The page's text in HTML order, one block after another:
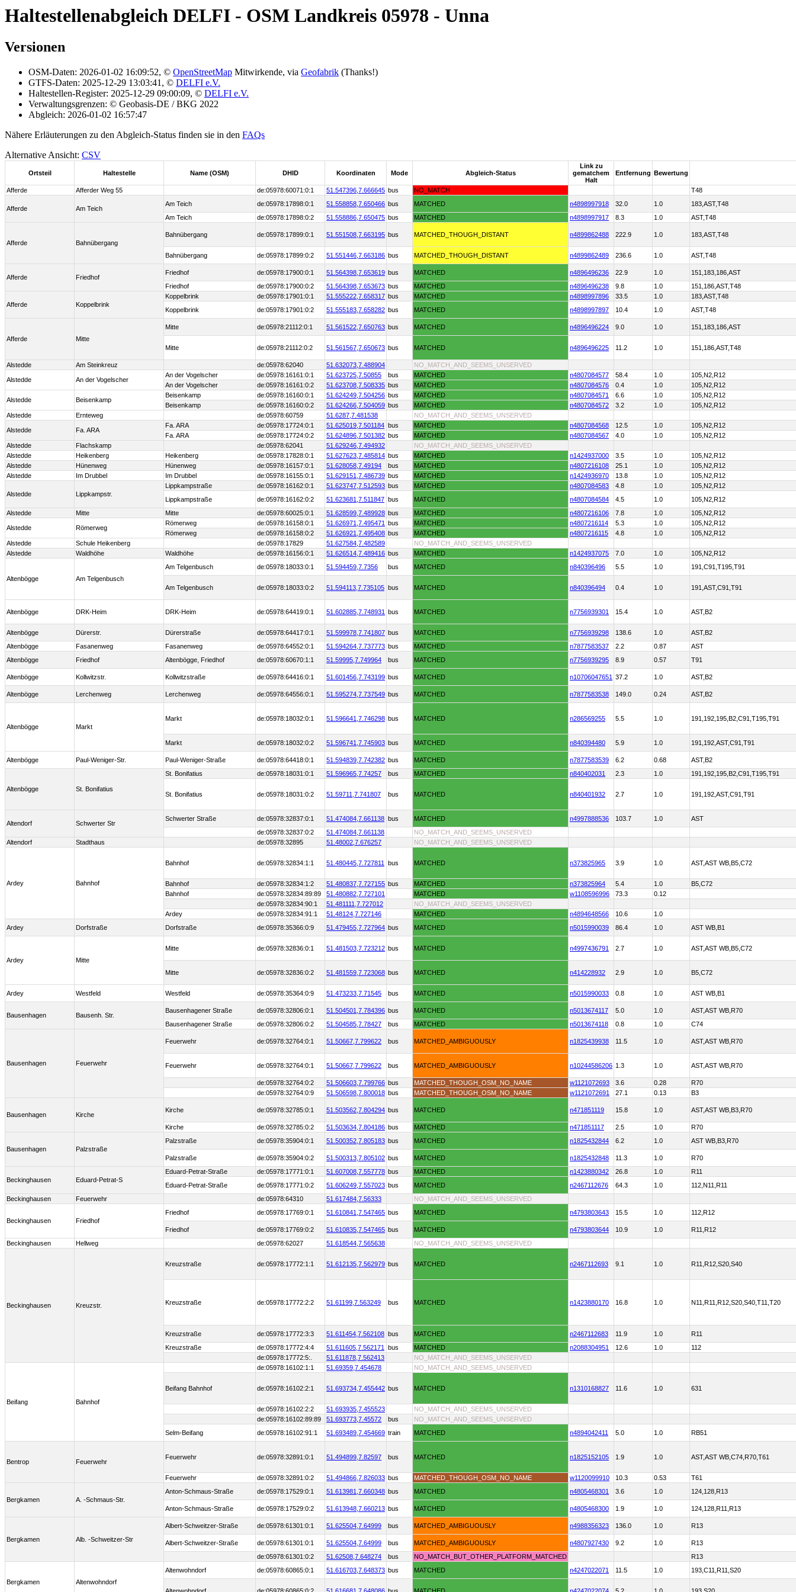
Haltestellenabgleich DELFI - OSM Landkreis 05978 - Unna
Versionen
OSM-Daten: 2026-01-02 16:09:52, © OpenStreetMap Mitwirkende, via Geofabrik (Thanks!)
GTFS-Daten: 2025-12-29 13:03:41, © DELFI e.V.
Haltestellen-Register: 2025-12-29 09:00:09, © DELFI e.V.
Verwaltungsgrenzen: © Geobasis-DE / BKG 2022
Abgleich: 2026-01-02 16:57:47
Nähere Erläuterungen zu den Abgleich-Status finden sie in den FAQs
Alternative Ansicht: CSV
Ortsteil Haltestelle Name (OSM) DHID Koordinaten Mode Abgleich-Status
Link zu
gematchem
Halt
Entfernung Bewertung
Afferde Afferder Weg 55 de:05978:60071:0:1 51.547396, 7.666645 bus NO_MATCH T48
Afferde Am Teich
Am Teich de:05978:17898:0:1 51.558858, 7.650466 bus MATCHED n4898997918 32.0 1.0
183,AST,T48
Am Teich
de:05978:17898:0:2 51.558886, 7.650475 bus MATCHED n4898997917 8.3 1.0 AST,T48
Afferde Bahnübergang
Bahnübergang de:05978:17899:0:1 51.551508, 7.663195 bus MATCHED_THOUGH_DISTANT n4899862488 222.9 1.0 183,AST,T48
Bahnübergang de:05978:17899:0:2 51.551446, 7.663186 bus MATCHED_THOUGH_DISTANT n4899862489 236.6 1.0 AST,T48
Afferde Friedhof
Friedhof de:05978:17900:0:1 51.564398, 7.653619 bus MATCHED n4896496236 22.9 1.0
151,183,186,AST
Friedhof
de:05978:17900:0:2 51.564398, 7.653673 bus MATCHED n4896496238 9.8 1.0 151,186,AST,T48
Afferde Koppelbrink
Koppelbrink de:05978:17901:0:1 51.555222, 7.658317 bus MATCHED n4898997896 33.5 1.0
183,AST,T48
Koppelbrink
de:05978:17901:0:2 51.555183, 7.658282 bus MATCHED n4898997897 10.4 1.0 AST,T48
Afferde Mitte
Mitte de:05978:21112:0:1 51.561522, 7.650763 bus MATCHED n4896496224 9.0 1.0 151,183,186,AST
Mitte de:05978:21112:0:2 51.561567, 7.650673 bus MATCHED n4896496225 11.2 1.0 151,186,AST,T48
Alstedde Am Steinkreuz de:05978:62040 51.632073, 7.488904 NO_MATCH_AND_SEEMS_UNSERVED
Alstedde An der Vogelscher
An der Vogelscher de:05978:16161:0:1 51.623725, 7.50855 bus MATCHED n4807084577 58.4 1.0
105,N2,R12
An der Vogelscher
de:05978:16161:0:2 51.623708, 7.508335 bus MATCHED n4807084576 0.4 1.0 105,N2,R12
Alstedde Beisenkamp
Beisenkamp de:05978:16160:0:1 51.624249, 7.504256 bus MATCHED n4807084571 6.6 1.0
105,N2,R12
Beisenkamp
de:05978:16160:0:2 51.624266, 7.504059 bus MATCHED n4807084572 3.2 1.0
105,N2,R12
Alstedde
Ernteweg de:05978:60759 51.6287, 7.481538 NO_MATCH_AND_SEEMS_UNSERVED
Alstedde Fa. ARA
Fa. ARA de:05978:17724:0:1 51.625019, 7.501184 bus MATCHED n4807084568 12.5 1.0
105,N2,R12
Fa. ARA
de:05978:17724:0:2 51.624896, 7.501382 bus MATCHED n4807084567 4.0 1.0
105,N2,R12
Alstedde
Flachskamp de:05978:62041 51.629246, 7.494932
NO_MATCH_AND_SEEMS_UNSERVED
Alstedde
Heikenberg Heikenberg de:05978:17828:0:1 51.627623, 7.485814 bus MATCHED n1424937000 3.5 1.0
105,N2,R12
Alstedde
Hünenweg Hünenweg de:05978:16157:0:1 51.628058, 7.49194 bus MATCHED n4807216108 25.1 1.0
105,N2,R12
Alstedde
Im Drubbel Im Drubbel de:05978:16155:0:1 51.629151, 7.486739 bus MATCHED n1424936970 13.8 1.0 105,N2,R12
Alstedde Lippkampstr.
Lippkampstraße de:05978:16162:0:1 51.623747, 7.512593 bus MATCHED n4807084583 4.8 1.0
105,N2,R12
Lippkampstraße
de:05978:16162:0:2 51.623681, 7.511847 bus MATCHED n4807084584 4.5 1.0
105,N2,R12
Alstedde
Mitte Mitte de:05978:60025:0:1 51.628599, 7.489928 bus MATCHED n4807216106 7.8 1.0 105,N2,R12
Alstedde Römerweg
Römerweg de:05978:16158:0:1 51.626971, 7.495471 bus MATCHED n4807216114 5.3 1.0
105,N2,R12
Römerweg
de:05978:16158:0:2 51.626921, 7.495408 bus MATCHED n4807216115 4.8 1.0
105,N2,R12
Alstedde
Schule Heikenberg de:05978:17829 51.627584, 7.482589
NO_MATCH_AND_SEEMS_UNSERVED
Alstedde
Waldhöhe Waldhöhe de:05978:16156:0:1 51.626514, 7.489416 bus MATCHED n1424937075 7.0 1.0 105,N2,R12
Altenbögge Am Telgenbusch
Am Telgenbusch de:05978:18033:0:1 51.594459, 7.7356 bus MATCHED n840396496 5.5 1.0 191,C91,T195,T91
Am Telgenbusch de:05978:18033:0:2 51.594113, 7.735105 bus MATCHED n840396494 0.4 1.0 191,AST,C91,T91
Altenbögge DRK-Heim DRK-Heim de:05978:64419:0:1 51.602885, 7.748931 bus MATCHED n7756939301 15.4 1.0 AST,B2
Altenbögge Dürerstr. Dürerstraße de:05978:64417:0:1 51.599978, 7.741807 bus MATCHED n7756939298 138.6 1.0
AST,B2
Altenbögge
Fasanenweg Fasanenweg de:05978:64552:0:1 51.594264, 7.737773 bus MATCHED n7877583537 2.2 0.87
AST
Altenbögge
Friedhof Altenbögge, Friedhof de:05978:60670:1:1 51.59995, 7.749964 bus MATCHED n7756939295 8.9 0.57 T91
Altenbögge Kollwitzstr. Kollwitzstraße de:05978:64416:0:1 51.601456, 7.743199 bus MATCHED n10706047651 37.2 1.0 AST,B2
Altenbögge Lerchenweg Lerchenweg de:05978:64556:0:1 51.595274, 7.737549 bus MATCHED n7877583538 149.0 0.24 AST,B2
Altenbögge Markt
Markt de:05978:18032:0:1 51.596641, 7.746298 bus MATCHED n286569255 5.5 1.0 191,192,195,B2,C91,T195,T91
Markt de:05978:18032:0:2 51.596741, 7.745903 bus MATCHED n840394480 5.9 1.0 191,192,AST,C91,T91
Altenbögge Paul-Weniger-Str. Paul-Weniger-Straße de:05978:64418:0:1 51.594839, 7.742382 bus MATCHED n7877583539 6.2 0.68 AST,B2
Altenbögge St. Bonifatius
St. Bonifatius de:05978:18031:0:1 51.596965, 7.74257 bus MATCHED n840402031 2.3 1.0 191,192,195,B2,C91,T195,T91
St. Bonifatius de:05978:18031:0:2 51.59711, 7.741807 bus MATCHED n840401932 2.7 1.0 191,192,AST,C91,T91
Altendorf Schwerter Str
Schwerter Straße de:05978:32837:0:1 51.474084, 7.661138 bus MATCHED n4997888536 103.7 1.0
AST
de:05978:32837:0:2
51.474084, 7.661138
NO_MATCH_AND_SEEMS_UNSERVED
Altendorf
Stadthaus de:05978:32895 51.48002, 7.676257 NO_MATCH_AND_SEEMS_UNSERVED
Ardey Bahnhof
Bahnhof de:05978:32834:1:1 51.480445, 7.727811 bus MATCHED n373825965 3.9 1.0 AST,AST WB,B5,C72
Bahnhof de:05978:32834:1:2 51.480837, 7.727155 bus MATCHED n373825964 5.4 1.0
B5,C72
Bahnhof
de:05978:32834:89:89 51.480882, 7.727101 MATCHED w1108596996 73.3
0.12
de:05978:32834:90:1
51.481111, 7.727012
NO_MATCH_AND_SEEMS_UNSERVED
Ardey
de:05978:32834:91:1 51.48124, 7.727146 MATCHED n4894648566 10.6
1.0
Ardey
Dorfstraße Dorfstraße de:05978:35366:0:9 51.479455, 7.727964 bus MATCHED n5015990039 86.4 1.0 AST WB,B1
Ardey Mitte
Mitte de:05978:32836:0:1 51.481503, 7.723212 bus MATCHED n4997436791 2.7 1.0 AST,AST WB,B5,C72
Mitte de:05978:32836:0:2 51.481559, 7.723068 bus MATCHED n414228932 2.9 1.0 B5,C72
Ardey Westfeld Westfeld de:05978:35364:0:9 51.473233, 7.71545 bus MATCHED n5015990033 0.8 1.0 AST WB,B1
Bausenhagen Bausenh. Str.
Bausenhagener Straße de:05978:32806:0:1 51.504501, 7.784396 bus MATCHED n5013674117 5.0 1.0
AST,AST WB,R70
Bausenhagener Straße
de:05978:32806:0:2 51.504585, 7.78427 bus MATCHED n5013674118 0.8 1.0 C74
Bausenhagen Feuerwehr
Feuerwehr de:05978:32764:0:1 51.50667, 7.799622 bus MATCHED_AMBIGUOUSLY n1825439938 11.5 1.0 AST,AST WB,R70
Feuerwehr de:05978:32764:0:1 51.50667, 7.799622 bus MATCHED_AMBIGUOUSLY n10244586206 1.3 1.0 AST,AST WB,R70
de:05978:32764:0:2 51.506603, 7.799766 bus MATCHED_THOUGH_OSM_NO_NAME w1121072693 3.6 0.28
R70
de:05978:32764:0:9
51.506598, 7.800018 bus MATCHED_THOUGH_OSM_NO_NAME w1121072691 27.1 0.13 B3
Bausenhagen Kirche
Kirche de:05978:32785:0:1 51.503562, 7.804294 bus MATCHED n471851119 15.8 1.0 AST,AST WB,B3,R70
Kirche de:05978:32785:0:2 51.503634, 7.804186 bus MATCHED n471851117 2.5 1.0 R70
Bausenhagen Palzstraße
Palzstraße de:05978:35904:0:1 51.500352, 7.805183 bus MATCHED n1825432844 6.2 1.0 AST WB,B3,R70
Palzstraße de:05978:35904:0:2 51.500313, 7.805102 bus MATCHED n1825432848 11.3 1.0 R70
Beckinghausen Eduard-Petrat-S
Eduard-Petrat-Straße de:05978:17771:0:1 51.607008, 7.557778 bus MATCHED n1423880342 26.8 1.0
R11
Eduard-Petrat-Straße
de:05978:17771:0:2 51.606249, 7.557023 bus MATCHED n2467112676 64.3 1.0
112,N11,R11
Beckinghausen
Feuerwehr de:05978:64310 51.617484, 7.56333 NO_MATCH_AND_SEEMS_UNSERVED
Beckinghausen Friedhof
Friedhof de:05978:17769:0:1 51.610841, 7.547465 bus MATCHED n4793803643 15.5 1.0 112,R12
Friedhof de:05978:17769:0:2 51.610835, 7.547465 bus MATCHED n4793803644 10.9 1.0
R11,R12
Beckinghausen
Hellweg de:05978:62027 51.618544, 7.565638 NO_MATCH_AND_SEEMS_UNSERVED
Beckinghausen Kreuzstr.
Kreuzstraße de:05978:17772:1:1 51.612135, 7.562979 bus MATCHED n2467112693 9.1 1.0 R11,R12,S20,S40
Kreuzstraße de:05978:17772:2:2 51.61199, 7.563249 bus MATCHED n1423880170 16.8 1.0 N11,R11,R12,S20,S40,T11,T20
Kreuzstraße de:05978:17772:3:3 51.611454, 7.562108 bus MATCHED n2467112683 11.9 1.0
R11
Kreuzstraße
de:05978:17772:4:4 51.611605, 7.562171 bus MATCHED n2088304951 12.6 1.0
112
de:05978:17772:5:.
51.611878, 7.562413 NO_MATCH_AND_SEEMS_UNSERVED
Beifang Bahnhof
de:05978:16102:1:1 51.69359, 7.454678 NO_MATCH_AND_SEEMS_UNSERVED
Beifang Bahnhof de:05978:16102:2:1 51.693734, 7.455442 bus MATCHED n1310168827 11.6 1.0 631
de:05978:16102:2:2 51.693935, 7.455523
NO_MATCH_AND_SEEMS_UNSERVED
de:05978:16102:89:89
51.693773, 7.45572 bus
NO_MATCH_AND_SEEMS_UNSERVED
Selm-Beifang
de:05978:16102:91:1 51.693489, 7.454669 train MATCHED n4894042411 5.0 1.0 RB51
Bentrop Feuerwehr
Feuerwehr de:05978:32891:0:1 51.494899, 7.82597 bus MATCHED n1825152105 1.9 1.0 AST,AST WB,C74,R70,T61
Feuerwehr de:05978:32891:0:2 51.494866, 7.826033 bus MATCHED_THOUGH_OSM_NO_NAME w1120099910 10.3 0.53 T61
Bergkamen A. -Schmaus-Str.
Anton-Schmaus-Straße de:05978:17529:0:1 51.613981, 7.660348 bus MATCHED n4805468301 3.6 1.0 124,128,R13
Anton-Schmaus-Straße de:05978:17529:0:2 51.613948, 7.660213 bus MATCHED n4805468300 1.9 1.0 124,128,R11,R13
Bergkamen Alb. -Schweitzer-Str
Albert-Schweitzer-Straße de:05978:61301:0:1 51.625504, 7.64999 bus MATCHED_AMBIGUOUSLY n4988356323 136.0 1.0 R13
Albert-Schweitzer-Straße de:05978:61301:0:1 51.625504, 7.64999 bus MATCHED_AMBIGUOUSLY n4807927430 9.2 1.0
R13
de:05978:61301:0:2
51.62508, 7.648274 bus NO_MATCH_BUT_OTHER_PLATFORM_MATCHED R13
Bergkamen Altenwohndorf
Altenwohndorf de:05978:60865:0:1 51.616703, 7.648373 bus MATCHED n4247022071 11.5 1.0 193,C11,R11,S20